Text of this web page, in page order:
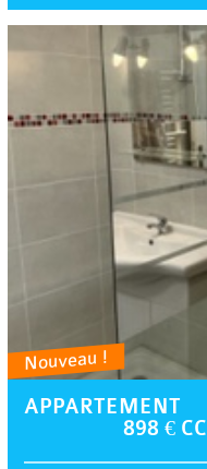
Nouveau !
APPARTEMENT
898 € CC